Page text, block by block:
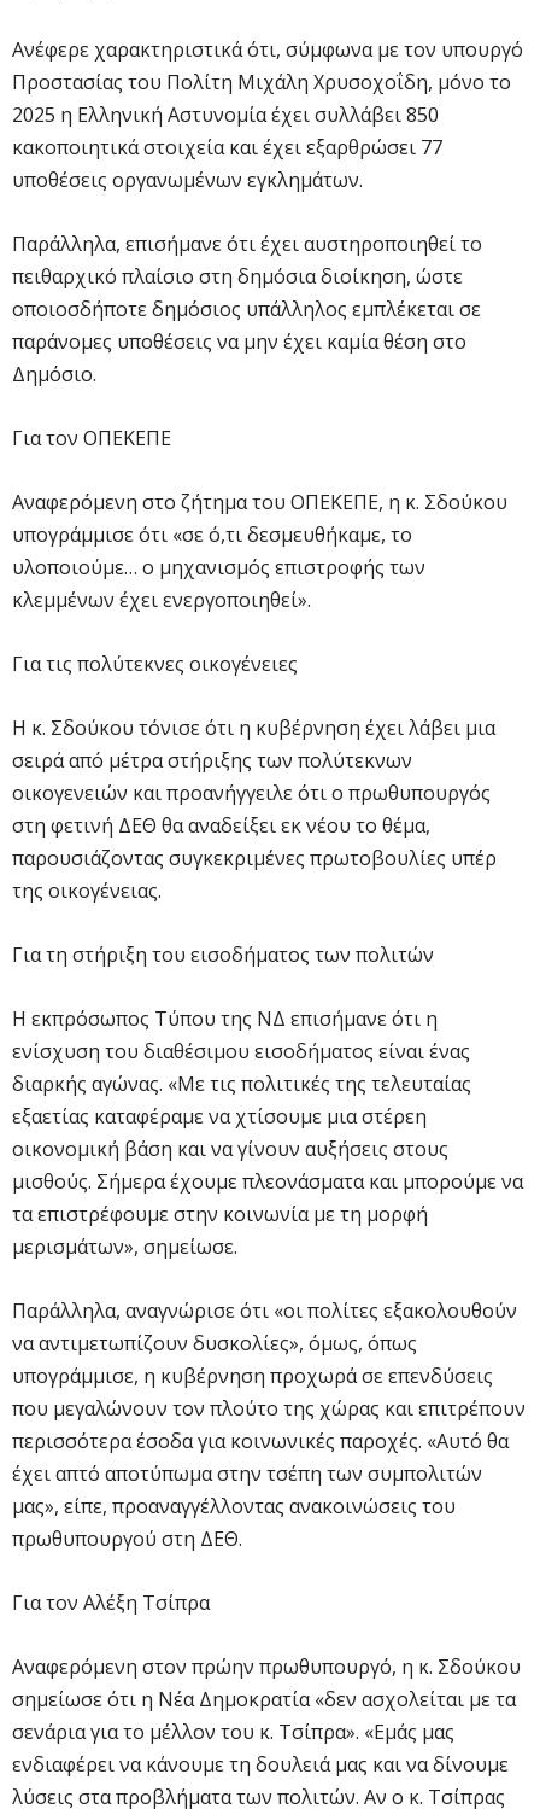
Ανέφερε χαρακτηριστικά ότι, σύμφωνα με τον υπουργό
Προστασίας του Πολίτη Μιχάλη Χρυσοχοΐδη, μόνο το
2025 η Ελληνική Αστυνομία έχει συλλάβει 850
κακοποιητικά στοιχεία και έχει εξαρθρώσει 77
υποθέσεις οργανωμένων εγκλημάτων.
Παράλληλα, επισήμανε ότι έχει αυστηροποιηθεί το
πειθαρχικό πλαίσιο στη δημόσια διοίκηση, ώστε
οποιοσδήποτε δημόσιος υπάλληλος εμπλέκεται σε
παράνομες υποθέσεις να μην έχει καμία θέση στο
Δημόσιο.
Για τον ΟΠΕΚΕΠΕ
Αναφερόμενη στο ζήτημα του ΟΠΕΚΕΠΕ, η κ. Σδούκου
υπογράμμισε ότι «σε ό,τι δεσμευθήκαμε, το
υλοποιούμε… ο μηχανισμός επιστροφής των
κλεμμένων έχει ενεργοποιηθεί».
Για τις πολύτεκνες οικογένειες
Η κ. Σδούκου τόνισε ότι η κυβέρνηση έχει λάβει μια
σειρά από μέτρα στήριξης των πολύτεκνων
οικογενειών και προανήγγειλε ότι ο πρωθυπουργός
στη φετινή ΔΕΘ θα αναδείξει εκ νέου το θέμα,
παρουσιάζοντας συγκεκριμένες πρωτοβουλίες υπέρ
της οικογένειας.
Για τη στήριξη του εισοδήματος των πολιτών
Η εκπρόσωπος Τύπου της ΝΔ επισήμανε ότι η
ενίσχυση του διαθέσιμου εισοδήματος είναι ένας
διαρκής αγώνας. «Με τις πολιτικές της τελευταίας
εξαετίας καταφέραμε να χτίσουμε μια στέρεη
οικονομική βάση και να γίνουν αυξήσεις στους
μισθούς. Σήμερα έχουμε πλεονάσματα και μπορούμε να
τα επιστρέφουμε στην κοινωνία με τη μορφή
μερισμάτων», σημείωσε.
Παράλληλα, αναγνώρισε ότι «οι πολίτες εξακολουθούν
να αντιμετωπίζουν δυσκολίες», όμως, όπως
υπογράμμισε, η κυβέρνηση προχωρά σε επενδύσεις
που μεγαλώνουν τον πλούτο της χώρας και επιτρέπουν
περισσότερα έσοδα για κοινωνικές παροχές. «Αυτό θα
έχει απτό αποτύπωμα στην τσέπη των συμπολιτών
μας», είπε, προαναγγέλλοντας ανακοινώσεις του
πρωθυπουργού στη ΔΕΘ.
Για τον Αλέξη Τσίπρα
Αναφερόμενη στον πρώην πρωθυπουργό, η κ. Σδούκου
σημείωσε ότι η Νέα Δημοκρατία «δεν ασχολείται με τα
σενάρια για το μέλλον του κ. Τσίπρα». «Εμάς μας
ενδιαφέρει να κάνουμε τη δουλειά μας και να δίνουμε
λύσεις στα προβλήματα των πολιτών. Αν ο κ. Τσίπρας